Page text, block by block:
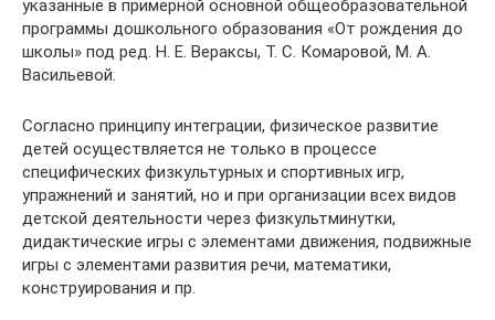
указанные в примерной основной общеобразовательной
программы дошкольного образования «От рождения до
школы» под ред. H. Е. Вераксы, Т. С. Комаровой, М. А.
Васильевой.
Согласно принципу интеграции, физическое развитие
детей осуществляется не только в процессе
специфических физкультурных и спортивных игр,
упражнений и занятий, но и при организации всех видов
детской деятельности через физкультминутки,
дидактические игры с элементами движения, подвижные
игры с элементами развития речи, математики,
конструирования и пр.